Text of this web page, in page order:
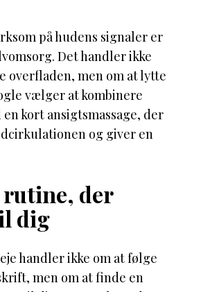
på hudens signaler er
Det handler ikke
overfladen, men om at lytte
vælger at kombinere
kort ansigtsmassage, der
og giver en
rutine, der
dig
handler ikke om at følge
men om at finde en